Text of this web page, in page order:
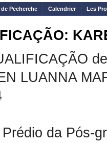
Pecherche Calendrier Les
LUANNA
da Pós-